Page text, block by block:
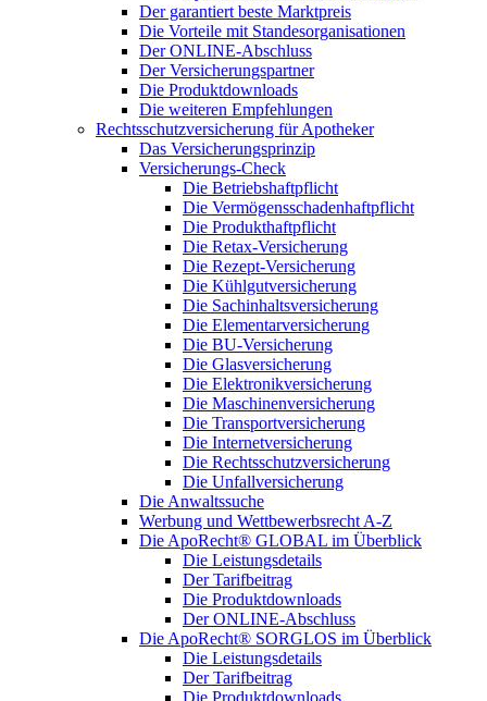
Der garantiert beste Marktpreis
Die Vorteile mit Standesorganisationen
Der ONLINE-Abschluss
Der Versicherungspartner
Die Produktdownloads
Die weiteren Empfehlungen
Rechtsschutzversicherung für Apotheker
Das Versicherungsprinzip
Versicherungs-Check
Die Betriebshaftpflicht
Die Vermögensschadenhaftpflicht
Die Produkthaftpflicht
Die Retax-Versicherung
Die Rezept-Versicherung
Die Kühlgutversicherung
Die Sachinhaltsversicherung
Die Elementarversicherung
Die BU-Versicherung
Die Glasversicherung
Die Elektronikversicherung
Die Maschinenversicherung
Die Transportversicherung
Die Internetversicherung
Die Rechtsschutzversicherung
Die Unfallversicherung
Die Anwaltssuche
Werbung und Wettbewerbsrecht A-Z
Die ApoRecht® GLOBAL im Überblick
Die Leistungsdetails
Der Tarifbeitrag
Die Produktdownloads
Der ONLINE-Abschluss
Die ApoRecht® SORGLOS im Überblick
Die Leistungsdetails
Der Tarifbeitrag
Die Produktdownloads